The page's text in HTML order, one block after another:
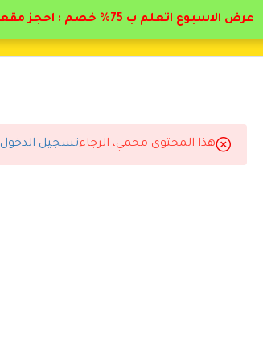
هذا المحتوى محمي، الرجاءتسجيل الدخول
عرض الاسبوع اتعلم ب 75% خصم : احجز مقعدك الان